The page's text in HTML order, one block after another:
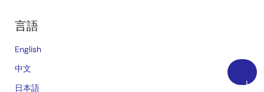
上
言語
English
中文
日本語